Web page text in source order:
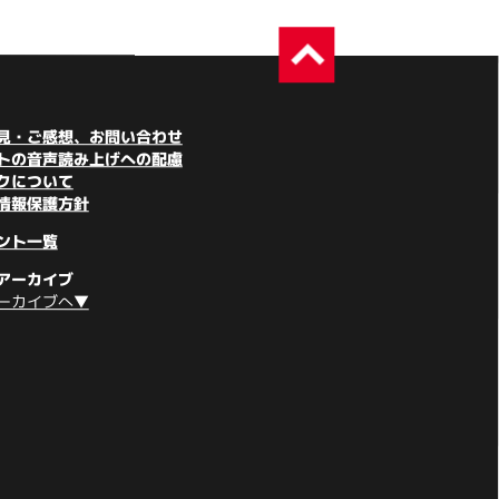
・ご感想、お問い合わせ
の音声読み上げへの配慮
について
報保護方針
ト一覧
ーカイブ
カイブへ▼